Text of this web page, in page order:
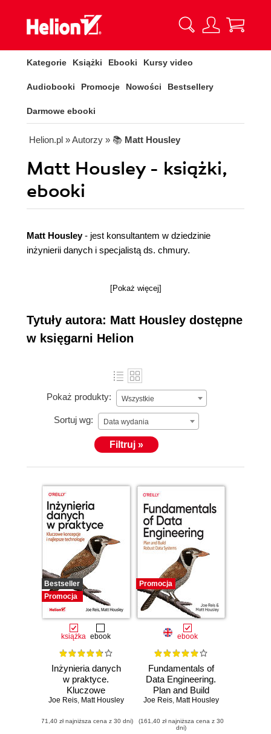
Kategorie Książki Ebooki Kursy video
Audiobooki Promocje Nowości Bestsellery
Darmowe ebooki
Helion.pl » Autorzy » 📚 Matt Housley
Matt Housley - książki,
ebooki
Matt Housley- jest konsultantem w dziedzinie
inżynierii danych i specjalistą ds. chmury.
[Pokaż więcej]
Tytuły autora: Matt Housley dostępne
w księgarni Helion
Pokaż produkty: Wszystkie
Sortuj wg: Data wydania
Filtruj »
Bestseller
Promocja
książka ebook
Inżynieria danych
w praktyce.
Kluczowe
koncepcje i
technologie
Joe Reis, Matt Housley
(71,40 zł najniższa cena z 30 dni)
Promocja
ebook
Fundamentals of
Data Engineering.
Plan and Build
Robust Data
Joe Reis, Matt Housley
(161,40 zł najniższa cena z 30
dni)